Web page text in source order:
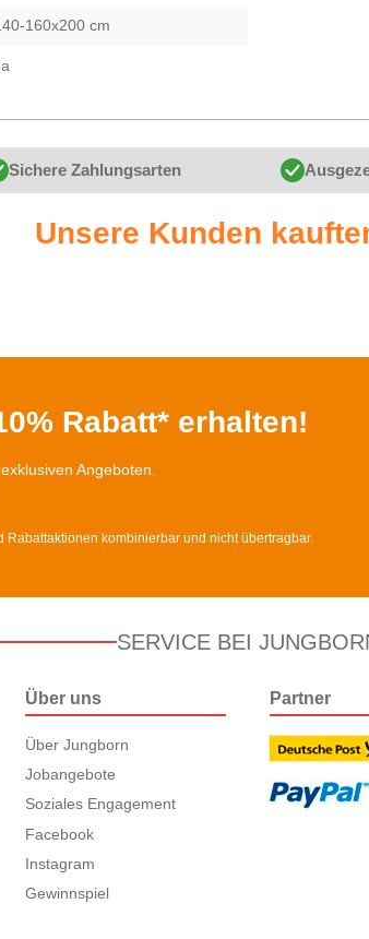
160x200 cm
Sichere Zahlungsarten
Unsere Kunden
Rabatt* erhalten!
Angeboten.
kombinierbar und nicht übertragbar.
SERVICE BEI
Über uns
Über Jungborn
Jobangebote
Soziales Engagement
Facebook
Instagram
Gewinnspiel
Partner